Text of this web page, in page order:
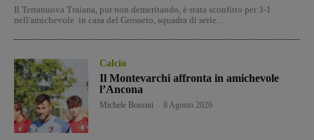
Il Terranuova Traiana, pur non demeritando, è stata sconfitto per 3-1
nell'amichevole in casa del Grosseto, squadra di serie...
Calcio
Il Montevarchi affronta in amichevole
l’Ancona
Michele Bossini 8 Agosto 2026